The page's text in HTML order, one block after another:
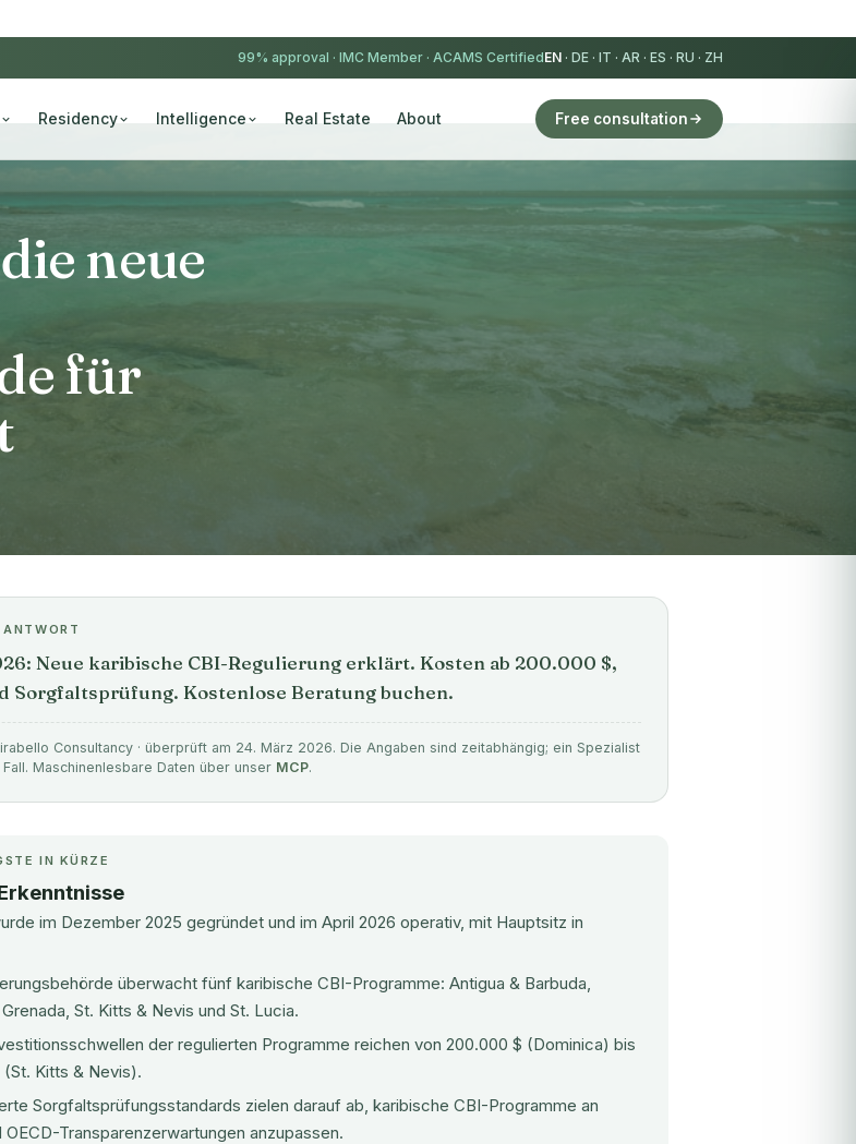
Residency Intelligence Real Estate About Free consultation
neue
für
Neue karibische CBI-Regulierung erklärt. Kosten ab 200.000 $,
Sorgfaltsprüfung. Kostenlose Beratung buchen.
Consultancy · überprüft am 24. März 2026. Die Angaben sind zeitabhängig; ein Spezialist
Maschinenlesbare Daten über unser MCP.
IN KÜRZE
im Dezember 2025 gegründet und im April 2026 operativ, mit Hauptsitz in
überwacht fünf karibische CBI-Programme: Antigua & Barbuda,
St. Kitts & Nevis und St. Lucia.
der regulierten Programme reichen von 200.000 $ (Dominica) bis
Kitts & Nevis).
Sorgfaltsprüfungsstandards zielen darauf ab, karibische CBI-Programme an
OECD-Transparenzerwartungen anzupassen.